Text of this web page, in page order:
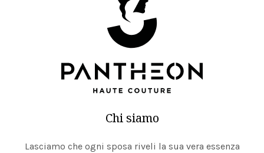
Chi siamo
Lasciamo che ogni sposa riveli la sua vera essenza